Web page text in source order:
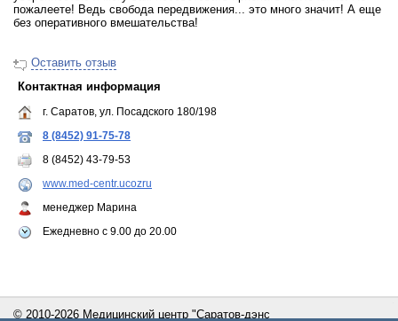
пожалеете! Ведь свобода передвижения... это много значит! А еще
без оперативного вмешательства!
Оставить отзыв
Контактная информация
г. Саратов, ул. Посадского 180/198
8 (8452) 91-75-78
8 (8452) 43-79-53
www.med-centr.ucozru
менеджер Марина
Ежедневно с 9.00 до 20.00
© 2010-2026 Медицинский центр "Саратов-дэнс